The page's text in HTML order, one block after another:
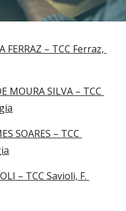
FERRAZ – TCC Ferraz,
MOURA SILVA – TCC
SOARES – TCC
– TCC Savioli, F.